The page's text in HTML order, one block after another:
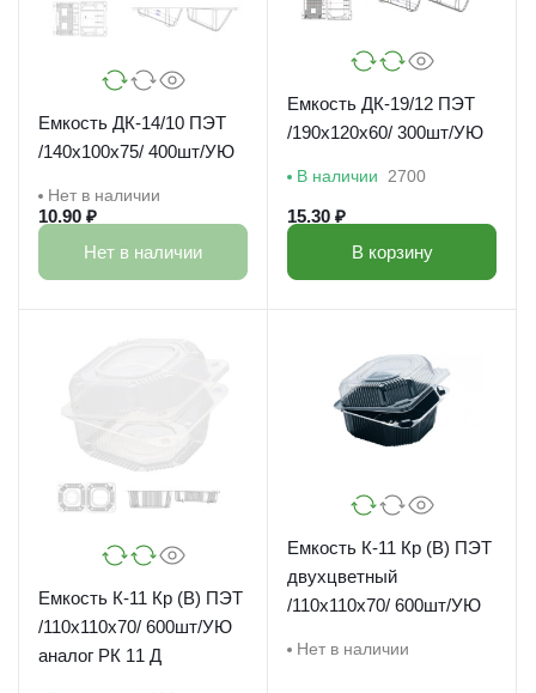
Емкость ДК-14/10 ПЭТ
/140х100х75/ 400шт/УЮ
Нет в наличии
10.90 ₽
Нет в наличии
Емкость ДК-19/12 ПЭТ
/190х120х60/ 300шт/УЮ
В наличии 2700
15.30 ₽
В корзину
Емкость К-11 Кр (В) ПЭТ
/110х110х70/ 600шт/УЮ
аналог РК 11 Д
Емкость К-11 Кр (В) ПЭТ
двухцветный
/110х110х70/ 600шт/УЮ
Нет в наличии